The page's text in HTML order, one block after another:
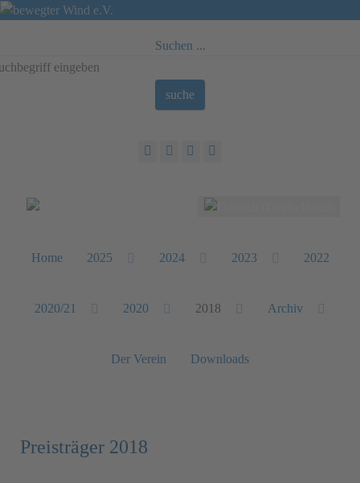
Suchen ...
suche
Sprache auswählen
Home 2025 2024 2023 2022
2020/21 2020 2018 Archiv
Der Verein Downloads
Preisträger 2018